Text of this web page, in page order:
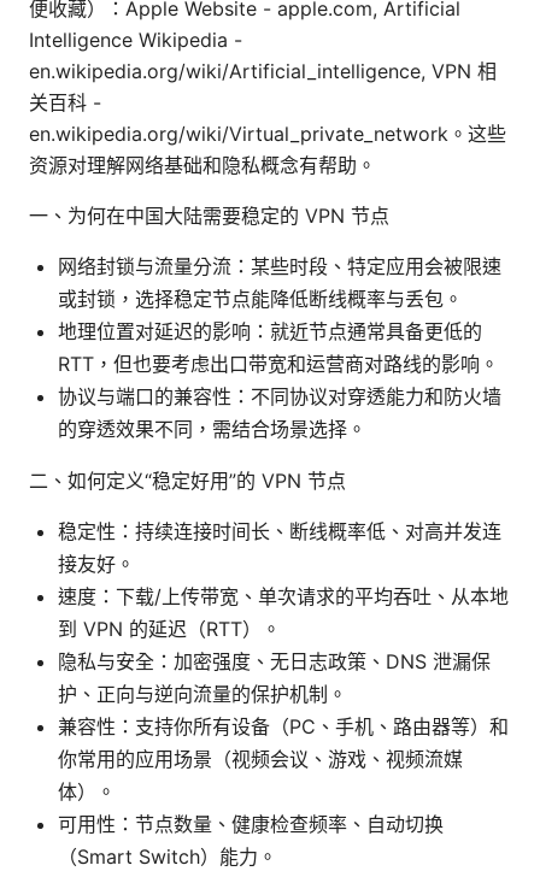
便收藏）：Apple Website - apple.com, Artificial
Intelligence Wikipedia -
en.wikipedia.org/wiki/Artificial_intelligence, VPN 相
关百科 -
en.wikipedia.org/wiki/Virtual_private_network。这些
资源对理解网络基础和隐私概念有帮助。
一、为何在中国大陆需要稳定的 VPN 节点
网络封锁与流量分流：某些时段、特定应用会被限速
或封锁，选择稳定节点能降低断线概率与丢包。
地理位置对延迟的影响：就近节点通常具备更低的
RTT，但也要考虑出口带宽和运营商对路线的影响。
协议与端口的兼容性：不同协议对穿透能力和防火墙
的穿透效果不同，需结合场景选择。
二、如何定义“稳定好用”的 VPN 节点
稳定性：持续连接时间长、断线概率低、对高并发连
接友好。
速度：下载/上传带宽、单次请求的平均吞吐、从本地
到 VPN 的延迟（RTT）。
隐私与安全：加密强度、无日志政策、DNS 泄漏保
护、正向与逆向流量的保护机制。
兼容性：支持你所有设备（PC、手机、路由器等）和
你常用的应用场景（视频会议、游戏、视频流媒
体）。
可用性：节点数量、健康检查频率、自动切换
（Smart Switch）能力。